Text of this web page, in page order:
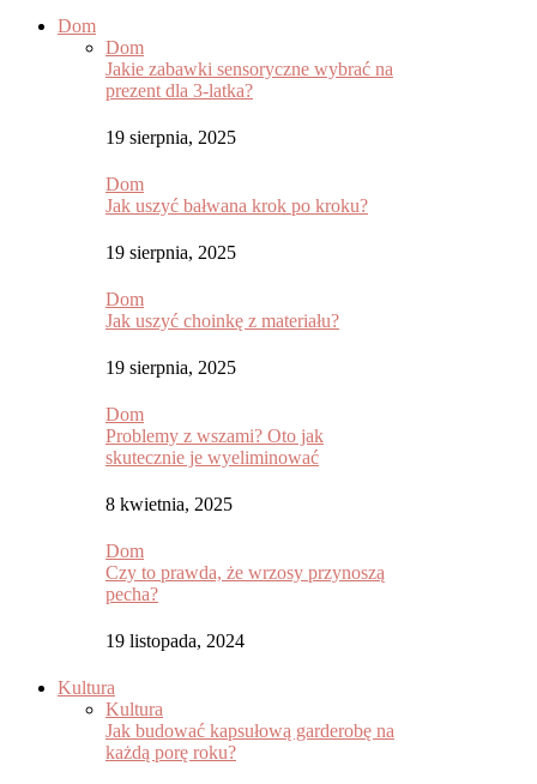
Dom
Dom
Jakie zabawki sensoryczne wybrać na
prezent dla 3-latka?
19 sierpnia, 2025
Dom
Jak uszyć bałwana krok po kroku?
19 sierpnia, 2025
Dom
Jak uszyć choinkę z materiału?
19 sierpnia, 2025
Dom
Problemy z wszami? Oto jak
skutecznie je wyeliminować
8 kwietnia, 2025
Dom
Czy to prawda, że wrzosy przynoszą
pecha?
19 listopada, 2024
Kultura
Kultura
Jak budować kapsułową garderobę na
każdą porę roku?